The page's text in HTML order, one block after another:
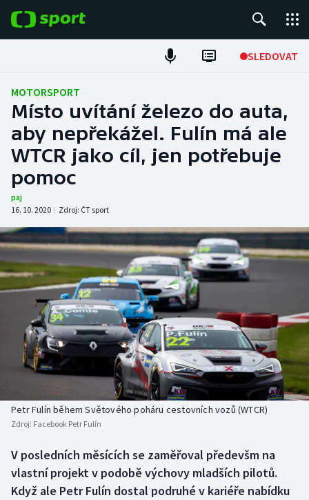
SLEDOVAT
Fotbal
Hokej
Tenis
Atletika
DALŠÍ SPORTY
Americký fotbal
Baseball a softbal
Basketbal
Boby a skeleton
Box
Curling
NEPŘEHLÉDNĚTE
Soutěže
Historické návraty
AZ kvíz
MOTORSPORT
Místo uvítání železo do auta,
aby nepřekážel. Fulín má ale
WTCR jako cíl, jen potřebuje
pomoc
paj
16. 10. 2020 | Zdroj: ČT sport
Petr Fulín během Světového poháru cestovních vozů (WTCR)
Zdroj: Facebook Petr Fulín
V posledních měsících se zaměřoval předevšm na
vlastní projekt v podobě výchovy mladších pilotů.
Když ale Petr Fulín dostal podruhé v kariéře nabídku